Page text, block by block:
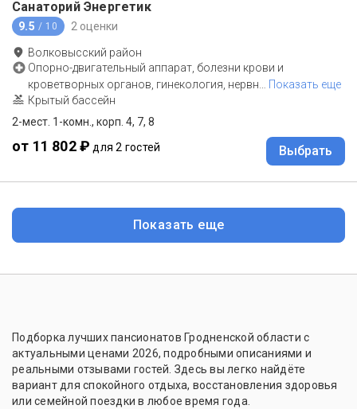
Санаторий Энергетик
9.5 / 10 2 оценки
Волковысский район
Опорно-двигательный аппарат, болезни крови и
кроветворных органов, гинекология, нервн
Показать еще
Крытый бассейн
2-мест. 1-комн., корп. 4, 7, 8
от 11 802 ₽ для 2 гостей Выбрать
Показать еще
Подборка лучших пансионатов Гродненской области с
актуальными ценами 2026, подробными описаниями и
реальными отзывами гостей. Здесь вы легко найдёте
вариант для спокойного отдыха, восстановления здоровья
или семейной поездки в любое время года.